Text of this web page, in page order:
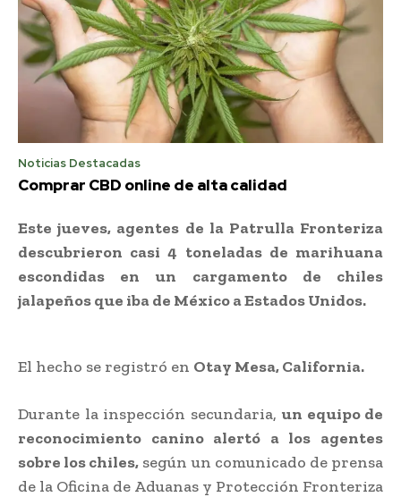
Noticias Destacadas
Comprar CBD online de alta calidad
Este jueves, agentes de la Patrulla Fronteriza
descubrieron casi 4 toneladas de marihuana
escondidas en un cargamento de chiles
jalapeños que iba de México a Estados Unidos.
El hecho se registró en Otay Mesa, California.
Durante la inspección secundaria, un equipo de
reconocimiento canino alertó a los agentes
sobre los chiles, según un comunicado de prensa
de la Oficina de Aduanas y Protección Fronteriza